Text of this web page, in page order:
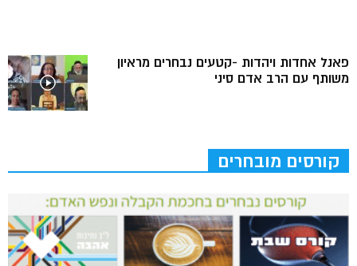
פאנל אחדות ויהדות -קטעים נבחרים מראיון
משותף עם הרב אדם סיני
קורסים מובחרים